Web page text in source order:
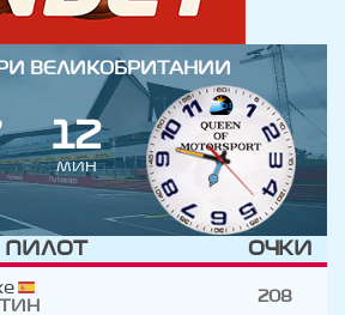
ВЕЛИКОБРИТАНИИ
12
МИН
ПИЛОТ ОЧКИ
208